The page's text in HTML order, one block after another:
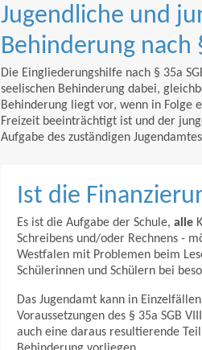
Jugendliche und
Behinderung nach
Die Eingliederungshilfe nach § 35a
seelischen Behinderung dabei,
Behinderung liegt vor, wenn in Folge
Freizeit beeinträchtigt ist und der
Aufgabe des zuständigen
Ist die
Es ist die Aufgabe der Schule, alle
Schreibens und/oder Rechnens -
Westfalen mit Problemen beim
Schülerinnen und Schülern bei
Das Jugendamt kann in
Voraussetzungen des § 35a SGB
auch eine daraus resultierende